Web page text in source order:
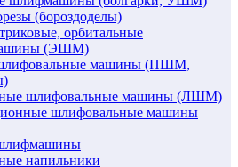
(бороздоделы)
орбитальные
(ЭШМ)
машины (ПШМ,
шлифовальные машины (ЛШМ)
шлифовальные машины
напильники